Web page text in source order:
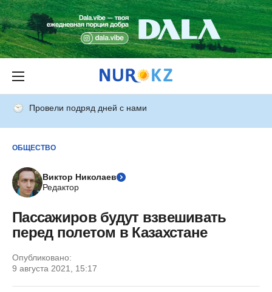
Провели подряд дней с нами
ОБЩЕСТВО
Виктор Николаев
Редактор
Пассажиров будут взвешивать
перед полетом в Казахстане
Опубликовано:
9 августа 2021, 15:17